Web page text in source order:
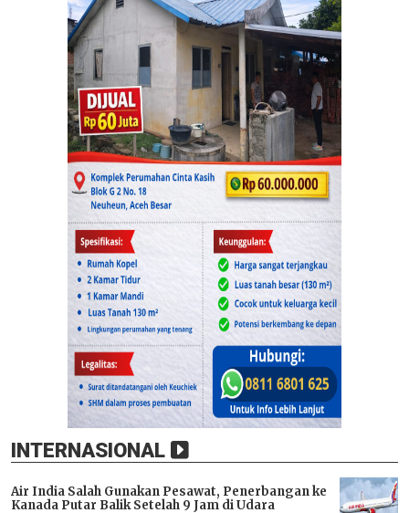
INTERNASIONAL
Air India Salah Gunakan Pesawat, Penerbangan ke
Kanada Putar Balik Setelah 9 Jam di Udara